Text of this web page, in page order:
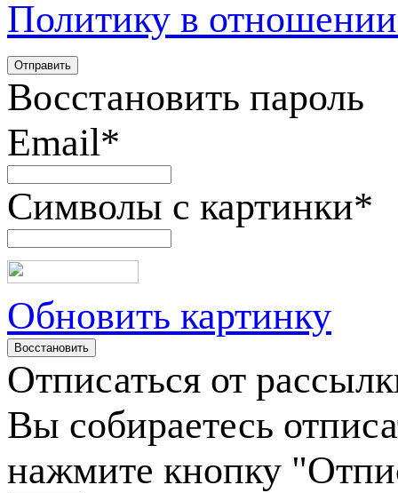
Политику в
Восстановить пароль
Email*
Символы с картинки*
Обновить картинку
Отписаться от
Вы собираетесь
нажмите кнопку